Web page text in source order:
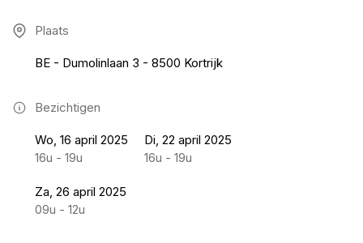
Plaats
BE - Dumolinlaan 3 - 8500 Kortrijk
Bezichtigen
Wo, 16 april 2025
16u - 19u
Di, 22 april 2025
16u - 19u
Za, 26 april 2025
09u - 12u